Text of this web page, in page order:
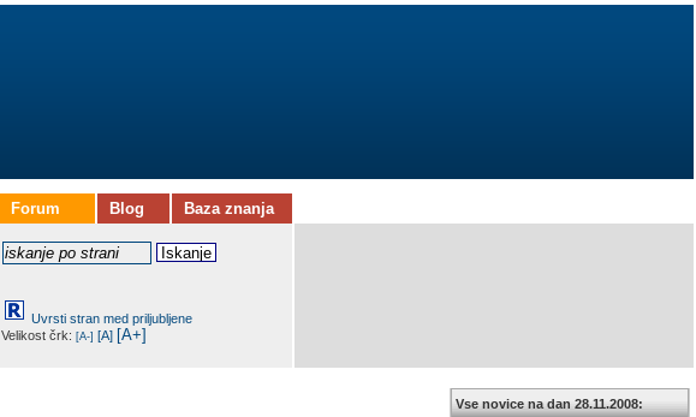
Forum
Uvrsti stran med priljubljene
Velikost črk: [A-] [A] [A+]
Blog Baza znanja
Vse novice na dan 28.11.2008: